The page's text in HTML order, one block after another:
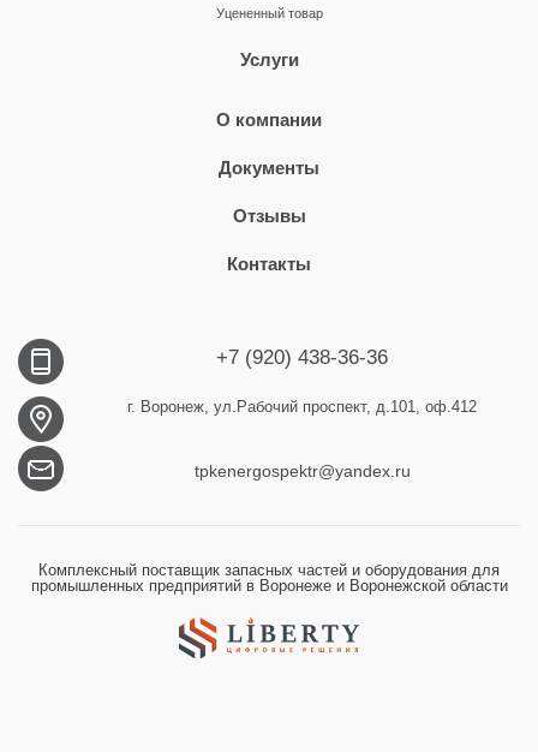
Уцененный товар
Услуги
О компании
Документы
Отзывы
Контакты
+7 (920) 438-36-36
г. Воронеж, ул.Рабочий проспект, д.101, оф.412
tpkenergospektr@yandex.ru
Комплексный поставщик запасных частей и оборудования для
промышленных предприятий в Воронеже и Воронежской области